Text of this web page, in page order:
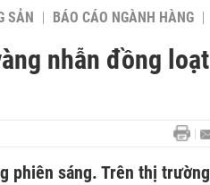
SẢN BÁO CÁO NGÀNH HÀNG
nhẫn đồng loạt
phiên sáng. Trên thị trường